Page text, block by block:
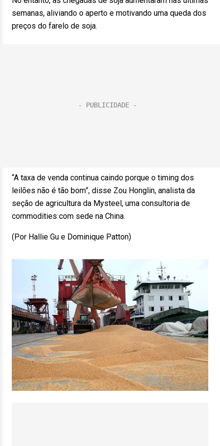
semanas, aliviando o aperto e motivando uma queda dos
preços do farelo de soja.
“A taxa de venda continua caindo porque o timing dos
leilões não é tão bom”, disse Zou Honglin, analista da
seção de agricultura da Mysteel, uma consultoria de
commodities com sede na China.
(Por Hallie Gu e Dominique Patton)